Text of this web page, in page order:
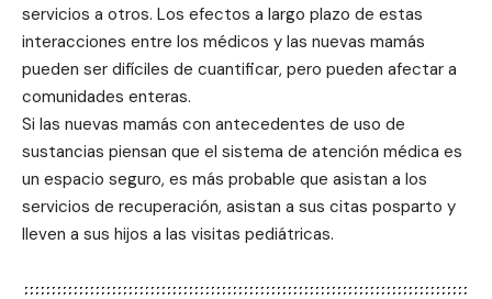
servicios a otros. Los efectos a largo plazo de estas
interacciones entre los médicos y las nuevas mamás
pueden ser difíciles de cuantificar, pero pueden afectar a
comunidades enteras.
Si las nuevas mamás con antecedentes de uso de
sustancias piensan que el sistema de atención médica es
un espacio seguro, es más probable que asistan a los
servicios de recuperación, asistan a sus citas posparto y
lleven a sus hijos a las visitas pediátricas.